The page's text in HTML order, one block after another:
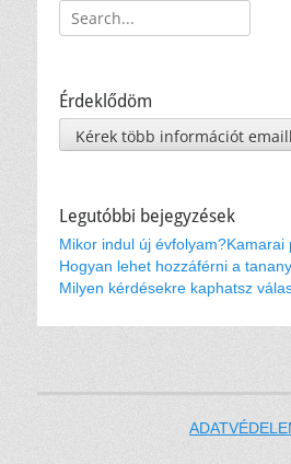
Keresés:
Érdeklődöm
Kérek több információt
Legutóbbi bejegyzések
Mikor indul új évfolyam?Kamarai
Hogyan lehet hozzáférni a
Milyen kérdésekre kaphatsz